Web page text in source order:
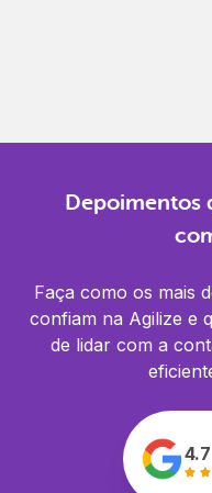
Depoimentos
Faça como os mais
confiam na Agilize e
de lidar com a
4.7